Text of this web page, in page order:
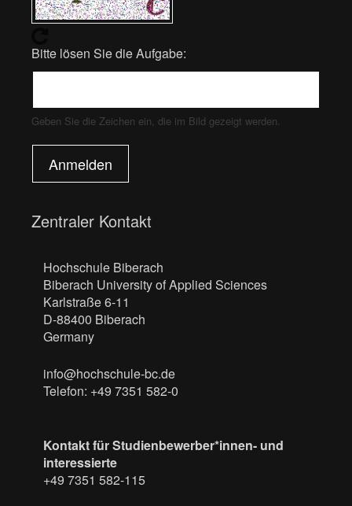
Bitte lösen Sie die Aufgabe:
Geben Sie die Zeichen ein, die im Bild gezeigt werden.
Anmelden
Zentraler Kontakt
Hochschule Biberach
Biberach University of Applied Sciences
Karlstraße 6-11
D-88400 Biberach
Germany
info@hochschule-bc.de
Telefon: +49 7351 582-0
Kontakt für Studienbewerber*innen- und
interessierte
+49 7351 582-115